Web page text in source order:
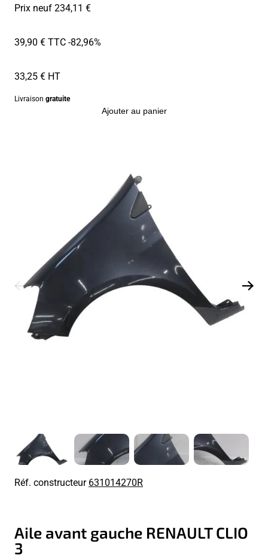
Prix neuf 234,11 €
39,90 € TTC-82,96%
33,25 € HT
Livraison gratuite
Ajouter au panier
Réf. constructeur631014270R
Aile avant gauche RENAULT CLIO
3